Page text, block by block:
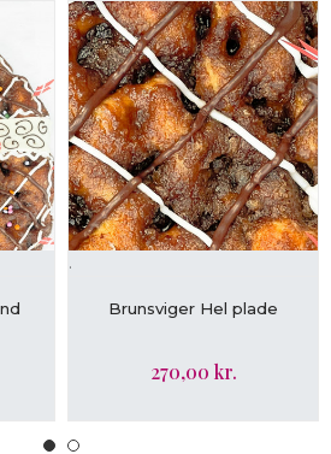
VIS MERE
.
Brunsviger Hel plade
270,00 kr.